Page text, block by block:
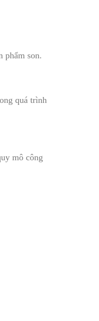
phẩm son.
quá trình
mô công